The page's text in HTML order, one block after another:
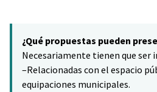
−
¿Qué propuestas pueden
Necesariamente tienen que ser
–Relacionadas con el espacio
equipaciones municipales.